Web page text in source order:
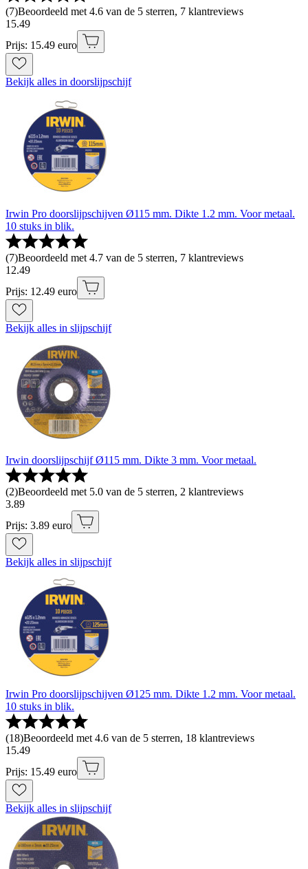
(7)Beoordeeld met 4.6 van de 5 sterren, 7 klantreviews
15.49
Prijs: 15.49 euro
Bekijk alles in doorslijpschijf
Irwin Pro doorslijpschijven Ø115 mm. Dikte 1.2 mm. Voor metaal.
10 stuks in blik.
(7)Beoordeeld met 4.7 van de 5 sterren, 7 klantreviews
12.49
Prijs: 12.49 euro
Bekijk alles in slijpschijf
Irwin doorslijpschijf Ø115 mm. Dikte 3 mm. Voor metaal.
(2)Beoordeeld met 5.0 van de 5 sterren, 2 klantreviews
3.89
Prijs: 3.89 euro
Bekijk alles in slijpschijf
Irwin Pro doorslijpschijven Ø125 mm. Dikte 1.2 mm. Voor metaal.
10 stuks in blik.
(18)Beoordeeld met 4.6 van de 5 sterren, 18 klantreviews
15.49
Prijs: 15.49 euro
Bekijk alles in slijpschijf